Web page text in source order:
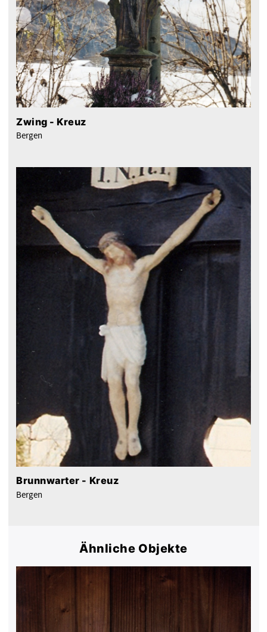
Zwing - Kreuz
Bergen
Brunnwarter - Kreuz
Bergen
Ähnliche Objekte